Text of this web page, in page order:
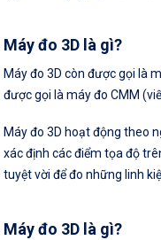
Máy đo 3D là gì?
Máy đo 3D còn được gọi là
được gọi là máy đo CMM
Máy đo 3D hoạt động theo
xác định các điểm tọa độ
tuyệt vời để đo những linh
Máy đo 3D là gì?